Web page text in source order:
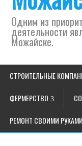
Одним из
деятельности
Можайске.
СТРОИТЕЛЬНЫЕ
ФЕРМЕРСТВО
РЕМОНТ СВОИМИ РУКАМИ